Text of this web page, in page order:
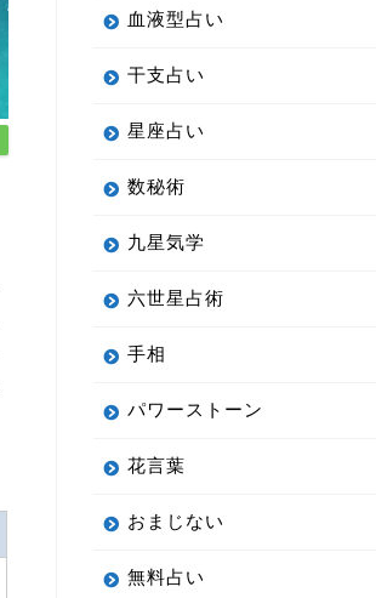
血液型占い
干支占い
星座占い
数秘術
九星気学
六世星占術
手相
パワーストーン
花言葉
おまじない
無料占い